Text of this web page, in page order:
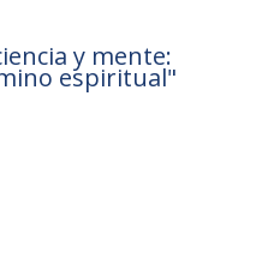
y mente:
espiritual"